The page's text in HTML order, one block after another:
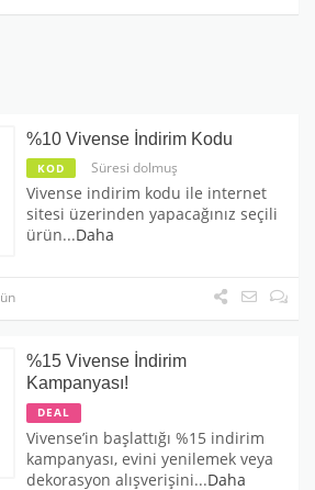
%10 Vivense İndirim Kodu
KOD Süresi dolmuş
Vivense indirim kodu ile internet
sitesi üzerinden yapacağınız seçili
ürün...Daha
%15 Vivense İndirim
Kampanyası!
DEAL
Vivense’in başlattığı %15 indirim
kampanyası, evini yenilemek veya
dekorasyon alışverişini...Daha